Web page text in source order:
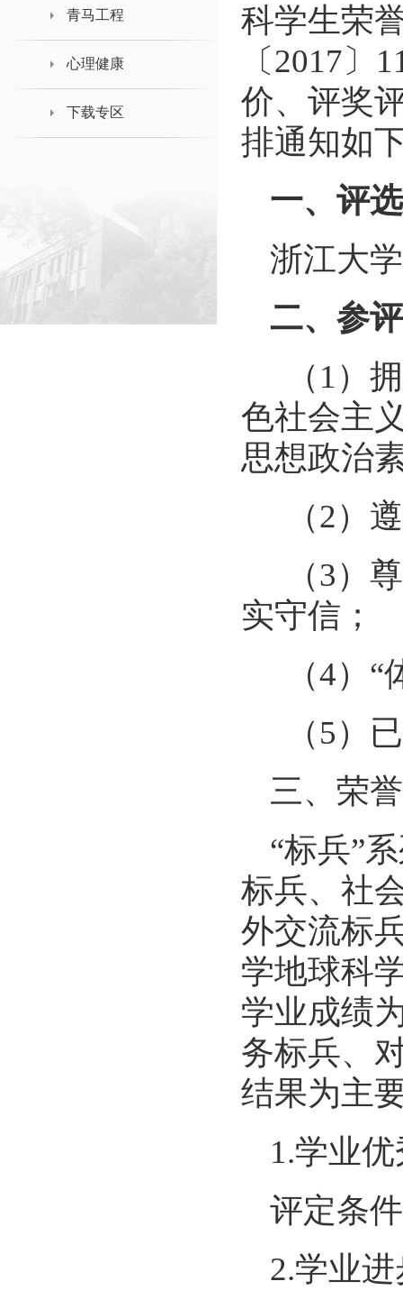
青马工程
心理健康
下载专区
科学生荣
〔 2017 〕
价、评奖
排通知如
一、评
浙江大
二、参
（ 1）
色社会主
思想政治
（2）
（3）
实守信；
（4）“
（5）
三、荣
“标兵”
标兵、社
外交流标
学地球科
学业成绩
务标兵、
结果为主
1.学业
评定条
2.学业